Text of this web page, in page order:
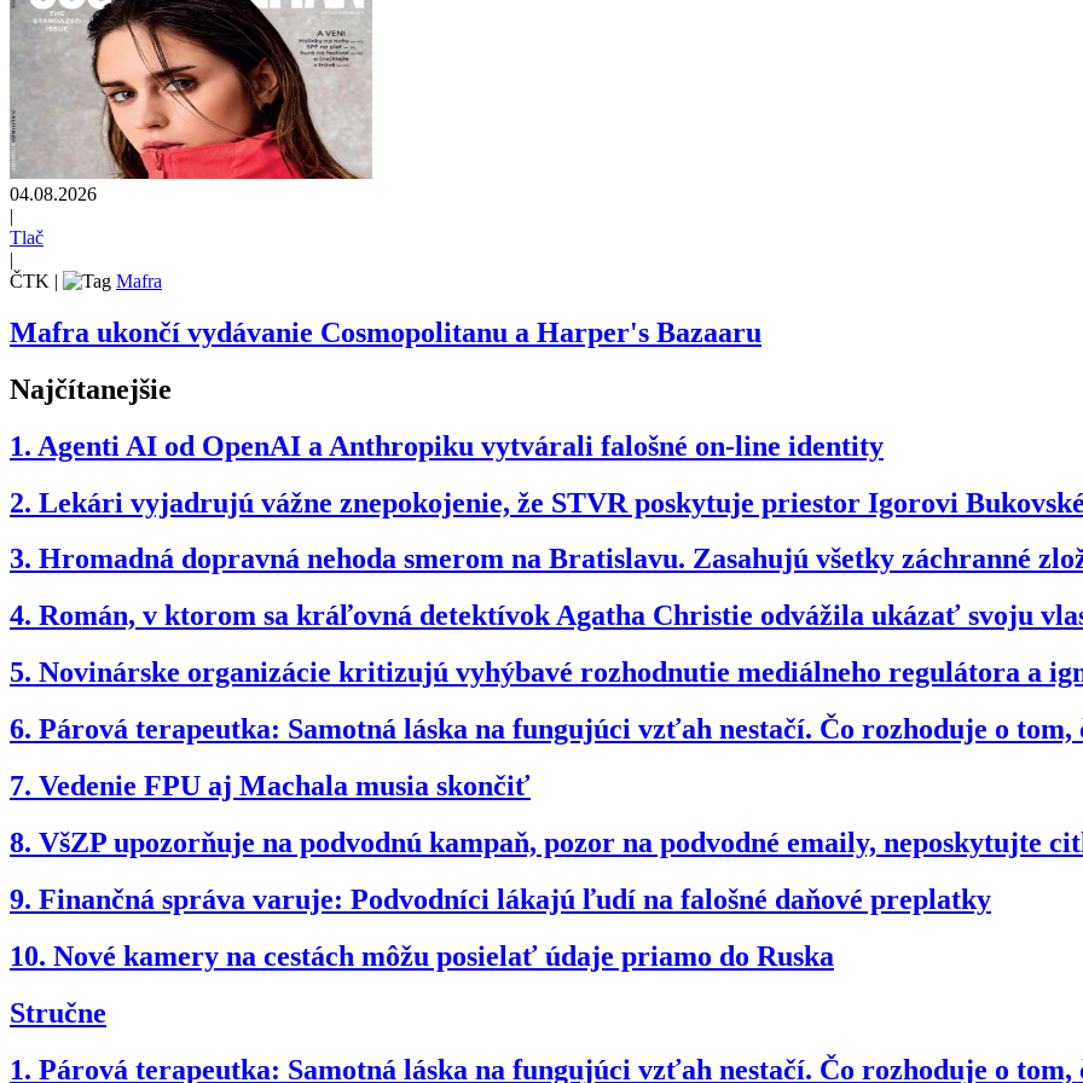
04.08.2026
|
Tlač
|
ČTK | Mafra
Mafra ukončí vydávanie Cosmopolitanu a Harper's Bazaaru
Najčítanejšie
1. Agenti AI od OpenAI a Anthropiku vytvárali falošné on-line identity
2. Lekári vyjadrujú vážne znepokojenie, že STVR poskytuje priestor Igorovi
3. Hromadná dopravná nehoda smerom na Bratislavu. Zasahujú všetky záchranné
4. Román, v ktorom sa kráľovná detektívok Agatha Christie odvážila ukázať svoju
5. Novinárske organizácie kritizujú vyhýbavé rozhodnutie mediálneho regulátora a
6. Párová terapeutka: Samotná láska na fungujúci vzťah nestačí. Čo rozhoduje o
7. Vedenie FPU aj Machala musia skončiť
8. VšZP upozorňuje na podvodnú kampaň, pozor na podvodné emaily, neposkytujte
9. Finančná správa varuje: Podvodníci lákajú ľudí na falošné daňové preplatky
10. Nové kamery na cestách môžu posielať údaje priamo do Ruska
Stručne
1. Párová terapeutka: Samotná láska na fungujúci vzťah nestačí. Čo rozhoduje o